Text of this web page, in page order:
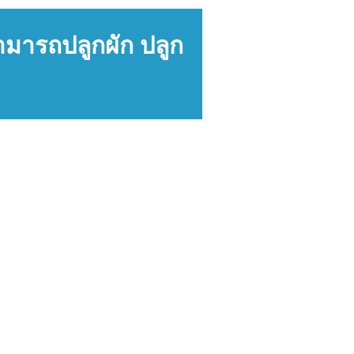
ารถปลูกผัก ปลูก